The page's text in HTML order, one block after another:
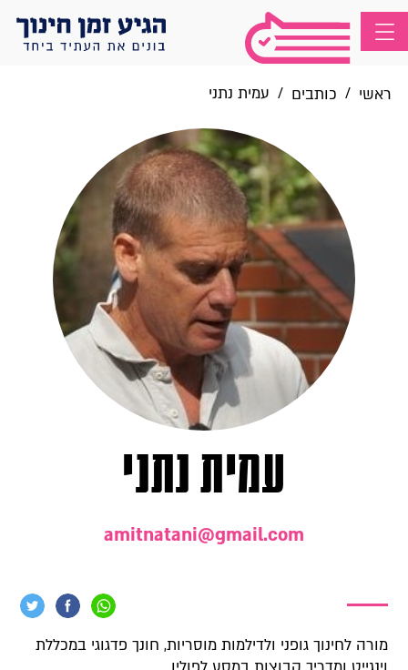
ראשי / כותבים / עמית נתני
מורה לחינוך גופני ולדילמות מוסריות, חונך פדגוגי במכללת
עמית נתני
amitnatani@gmail.com